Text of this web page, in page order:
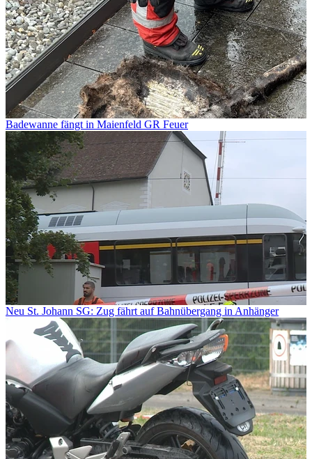
Badewanne fängt in Maienfeld GR Feuer
Neu St. Johann SG: Zug fährt auf Bahnübergang in Anhänger